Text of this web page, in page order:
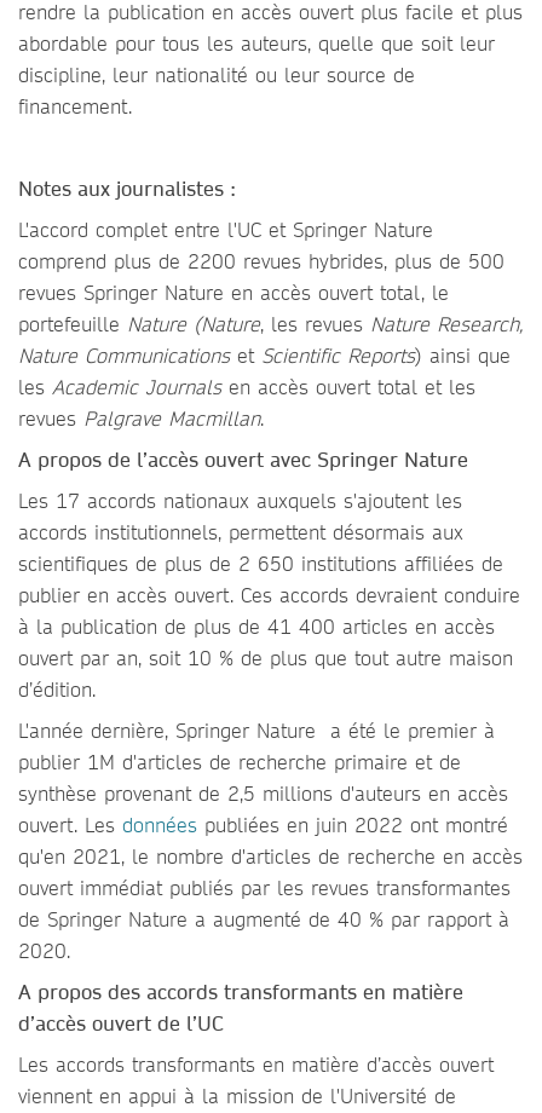
rendre la publication en accès ouvert plus facile et plus
abordable pour tous les auteurs, quelle que soit leur
discipline, leur nationalité ou leur source de
financement.
Notes aux journalistes :
L'accord complet entre l'UC et Springer Nature
comprend plus de 2200 revues hybrides, plus de 500
revues Springer Nature en accès ouvert total, le
portefeuille Nature (Nature, les revues Nature Research,
Nature Communicationset Scientific Reports) ainsi que
les Academic Journalsen accès ouvert total et les
revues Palgrave Macmillan.
A propos de l’accès ouvert avec Springer Nature
Les 17 accords nationaux auxquels s'ajoutent les
accords institutionnels, permettent désormais aux
scientifiques de plus de 2 650 institutions affiliées de
publier en accès ouvert. Ces accords devraient conduire
à la publication de plus de 41 400 articles en accès
ouvert par an, soit 10 % de plus que tout autre maison
d’édition.
L'année dernière, Springer Nature a été le premier à
publier 1M d'articles de recherche primaire et de
synthèse provenant de 2,5 millions d'auteurs en accès
ouvert. Les données publiées en juin 2022 ont montré
qu'en 2021, le nombre d'articles de recherche en accès
ouvert immédiat publiés par les revues transformantes
de Springer Nature a augmenté de 40 % par rapport à
2020.
A propos des accords transformants en matière
d’accès ouvert de l’UC
Les accords transformants en matière d’accès ouvert
viennent en appui à la mission de l'Université de